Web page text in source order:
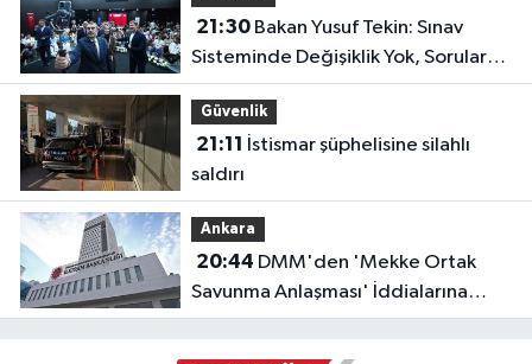
21:30Bakan Yusuf Tekin: Sınav
Sisteminde Değişiklik Yok, Sorular
Yeni Müfredata Uygun Olacak
Güvenlik
21:11
saldırı
Ankara
20:44
Savunma Anlaşması' İddialarına
Yalanlama